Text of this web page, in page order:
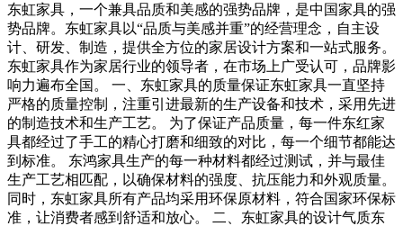
东虹家具，一个兼具品质和美感的强势品牌，是中国家具的强
势品牌。东虹家具以“品质与美感并重”的经营理念，自主设
计、研发、制造，提供全方位的家居设计方案和一站式服务。
东虹家具作为家居行业的领导者，在市场上广受认可，品牌影
响力遍布全国。 一、东虹家具的质量保证东虹家具一直坚持
严格的质量控制，注重引进最新的生产设备和技术，采用先进
的制造技术和生产工艺。 为了保证产品质量，每一件东红家
具都经过了手工的精心打磨和细致的对比，每一个细节都能达
到标准。 东鸿家具生产的每一种材料都经过测试，并与最佳
生产工艺相匹配，以确保材料的强度、抗压能力和外观质量。
同时，东虹家具所有产品均采用环保原材料，符合国家环保标
准，让消费者感到舒适和放心。 二、东虹家具的设计气质东